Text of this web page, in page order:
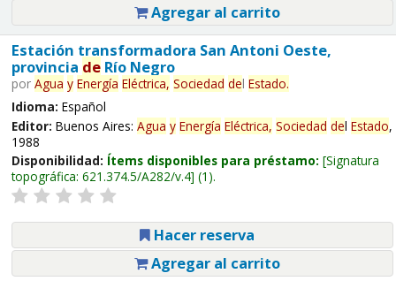
Agregar al carrito
Estación transformadora San Antoni Oeste,
provincia deRío Negro
por Agua y Energía Eléctrica, Sociedad del Estado.
Idioma: Español
Editor: Buenos Aires: Agua y Energía Eléctrica, Sociedad del Estado,
1988
Disponibilidad: Ítems disponibles para préstamo: Signatura
topográfica: 621.374.5/A282/v.4 (1).
Hacer reserva
Agregar al carrito